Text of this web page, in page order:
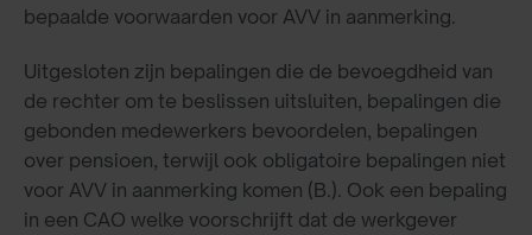
bepaalde voorwaarden voor AVV in aanmerking.
Uitgesloten zijn bepalingen die de bevoegdheid van
de rechter om te beslissen uitsluiten, bepalingen die
gebonden medewerkers bevoordelen, bepalingen
over pensioen, terwijl ook obligatoire bepalingen niet
voor AVV in aanmerking komen (B.). Ook een bepaling
in een CAO welke voorschrijft dat de werkgever